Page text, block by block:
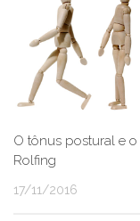
O tônus postural e o
Rolfing
17/11/2016